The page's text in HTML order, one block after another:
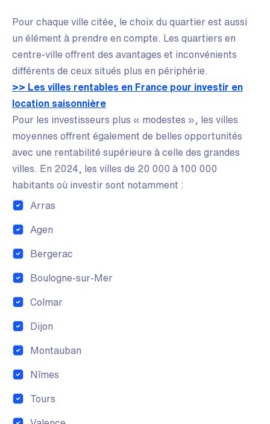
Pour chaque ville citée, le choix du quartier est aussi
un élément à prendre en compte. Les quartiers en
centre-ville offrent des avantages et inconvénients
différents de ceux situés plus en périphérie.
>> Les villes rentables en France pour investir en
location saisonnière
Pour les investisseurs plus « modestes », les villes
moyennes offrent également de belles opportunités
avec une rentabilité supérieure à celle des grandes
villes. En 2024, les villes de 20 000 à 100 000
habitants où investir sont notamment :
Arras
Agen
Bergerac
Boulogne-sur-Mer
Colmar
Dijon
Montauban
Nîmes
Tours